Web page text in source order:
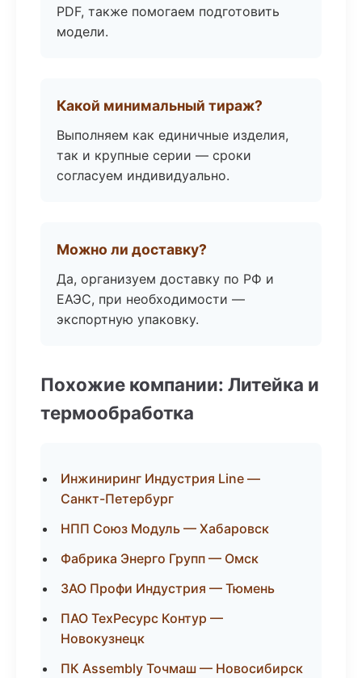
PDF, также помогаем подготовить
модели.
Какой минимальный тираж?
Выполняем как единичные изделия,
так и крупные серии — сроки
согласуем индивидуально.
Можно ли доставку?
Да, организуем доставку по РФ и
ЕАЭС, при необходимости —
экспортную упаковку.
Похожие компании: Литейка и
термообработка
Инжиниринг Индустрия Line —
Санкт-Петербург
НПП Союз Модуль — Хабаровск
Фабрика Энерго Групп — Омск
ЗАО Профи Индустрия — Тюмень
ПАО ТехРесурс Контур —
Новокузнецк
ПК Assembly Точмаш — Новосибирск